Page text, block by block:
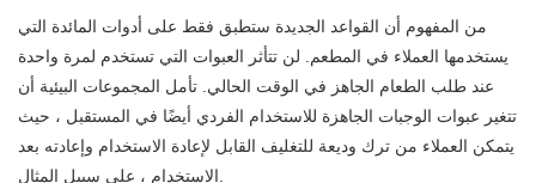
من المفهوم أن القواعد الجديدة ستطبق فقط على أدوات المائدة التي
يستخدمها العملاء في المطعم. لن تتأثر العبوات التي تستخدم لمرة واحدة
عند طلب الطعام الجاهز في الوقت الحالي. تأمل المجموعات البيئية أن
تتغير عبوات الوجبات الجاهزة للاستخدام الفردي أيضًا في المستقبل ، حيث
يتمكن العملاء من ترك وديعة للتغليف القابل لإعادة الاستخدام وإعادته بعد